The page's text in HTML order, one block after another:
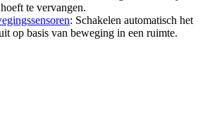
te vervangen.
: Schakelen automatisch het
op basis van beweging in een ruimte.